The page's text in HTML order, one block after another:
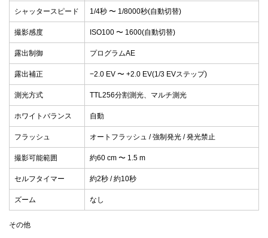
シャッタースピード 1/4秒 〜 1/8000秒(自動切替)
撮影感度 ISO100 〜 1600(自動切替)
露出制御 プログラムAE
露出補正 −2.0 EV 〜 +2.0 EV(1/3 EVステップ)
測光方式 TTL256分割測光、マルチ測光
ホワイトバランス 自動
フラッシュ オートフラッシュ / 強制発光 / 発光禁止
撮影可能範囲 約60 cm 〜 1.5 m
セルフタイマー 約2秒 / 約10秒
ズーム なし
その他